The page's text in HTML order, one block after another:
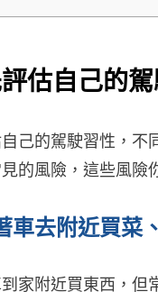
估自己的
己的駕駛習性，不
的風險，這些風險
車去附近買菜
家附近買東西，